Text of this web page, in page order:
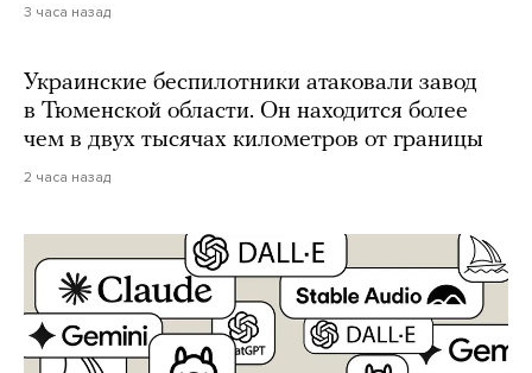
3 часа назад
Украинские беспилотники атаковали завод
в Тюменской области. Он находится более
чем в двух тысячах километров от границы
2 часа назад